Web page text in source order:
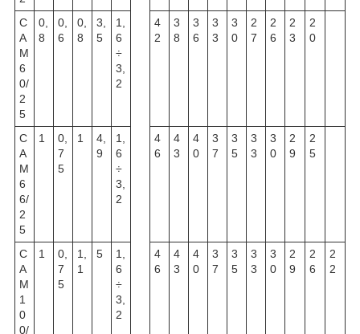
C
A
M
6
0/
2
5
0,
8
0,
6
0,
8
3,
5
1,
6
÷
3,
2
4
2
3
8
3
6
3
3
3
0
2
7
2
6
2
3
2
0
C
A
M
6
6/
2
5
1
0,
7
5
1
4,
9
1,
6
÷
3,
2
4
6
4
3
4
0
3
7
3
5
3
3
3
0
2
9
2
5
C
A
M
1
0
0/
1
0,
7
5
1,
1
5
1,
6
÷
3,
2
4
6
4
3
4
0
3
7
3
5
3
3
3
0
2
9
2
6
2
2